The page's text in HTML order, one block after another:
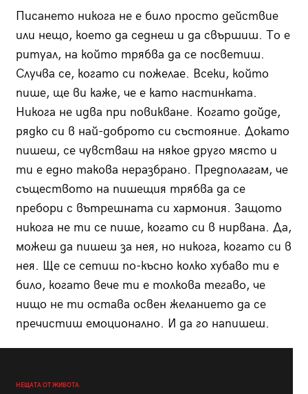
Писането никога не е било просто действие
или нещо, което да седнеш и да свършиш. То е
ритуал, на който трябва да се посветиш.
Случва се, когато си пожелае. Всеки, който
пише, ще ви каже, че е като настинката.
Никога не идва при повикване. Когато дойде,
рядко си в най-доброто си състояние. Докато
пишеш, се чувстваш на някое друго място и
ти е едно такова неразбрано. Предполагам, че
съществото на пишещия трябва да се
пребори с вътрешната си хармония. Защото
никога не ти се пише, когато си в нирвана. Да,
можеш да пишеш за нея, но никога, когато си в
нея. Ще се сетиш по-късно колко хубаво ти е
било, когато вече ти е толкова тегаво, че
нищо не ти остава освен желанието да се
пречистиш емоционално. И да го напишеш.
НЕЩАТА ОТ ЖИВОТА